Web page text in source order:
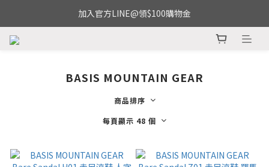
加入官方LINE@領$100購物金
BASIS MOUNTAIN GEAR
商品排序
每頁顯示 48 個